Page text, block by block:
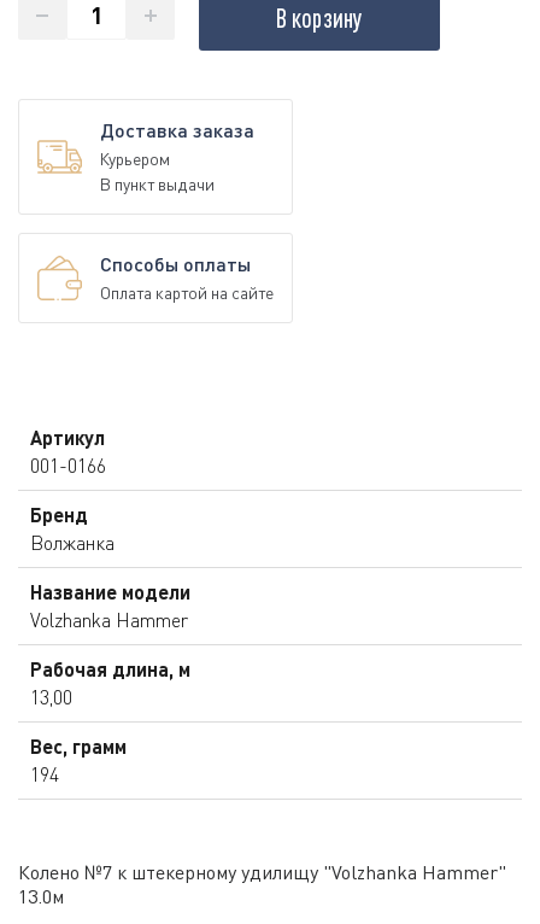
В корзину
Доставка заказа
Курьером
В пункт выдачи
Способы оплаты
Оплата картой на сайте
Артикул
001-0166
Бренд
Волжанка
Название модели
Volzhanka Hammer
Рабочая длина, м
13,00
Вес, грамм
194
Колено №7 к штекерному удилищу "Volzhanka Hammer"
13.0м